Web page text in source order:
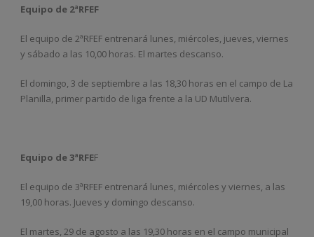
Equipo de 2ªRFEF
El equipo de 2ªRFEF entrenará lunes, miércoles, jueves, viernes
y sábado a las 10,00 horas. El martes descanso.
El domingo, 3 de septiembre a las 18,30 horas en el campo de La
Planilla, primer partido de liga frente a la UD Mutilvera.
Equipo de 3ªRFEF
El equipo de 3ªRFEF entrenará lunes, miércoles y viernes, a las
19,00 horas. Jueves y domingo descanso.
El martes, 29 de agosto a las 19,30 horas en el campo municipal